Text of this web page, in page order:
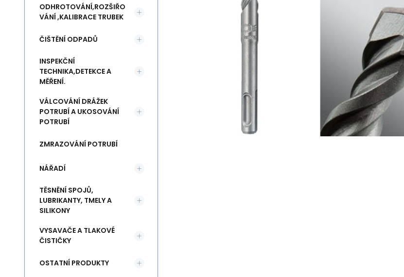
ODHROTOVÁNÍ,ROZŠIŘO
VÁNÍ ,KALIBRACE TRUBEK
ČIŠTĚNÍ ODPADŮ
INSPEKČNÍ
TECHNIKA,DETEKCE A
MĚŘENÍ.
VÁLCOVÁNÍ DRÁŽEK
POTRUBÍ A UKOSOVÁNÍ
POTRUBÍ
ZMRAZOVÁNÍ POTRUBÍ
NÁŘADÍ
TĚSNĚNÍ SPOJŮ,
LUBRIKANTY, TMELY A
SILIKONY
VYSAVAČE A TLAKOVÉ
ČISTIČKY
OSTATNÍ PRODUKTY